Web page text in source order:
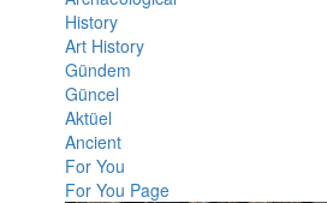
History
Art History
Gündem
Güncel
Aktüel
Ancient
For You
For You Page